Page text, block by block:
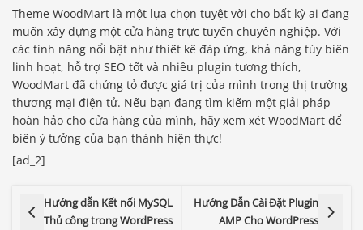
Theme WoodMart là một lựa chọn tuyệt vời cho bất kỳ ai đang
muốn xây dựng một cửa hàng trực tuyến chuyên nghiệp. Với
các tính năng nổi bật như thiết kế đáp ứng, khả năng tùy biến
linh hoạt, hỗ trợ SEO tốt và nhiều plugin tương thích,
WoodMart đã chứng tỏ được giá trị của mình trong thị trường
thương mại điện tử. Nếu bạn đang tìm kiếm một giải pháp
hoàn hảo cho cửa hàng của mình, hãy xem xét WoodMart để
biến ý tưởng của bạn thành hiện thực!
[ad_2]
Hướng dẫn Kết nối MySQL
Thủ công trong WordPress
Hướng Dẫn Cài Đặt Plugin
AMP Cho WordPress
Báo giá & Đặt hàng:
0903.976.769